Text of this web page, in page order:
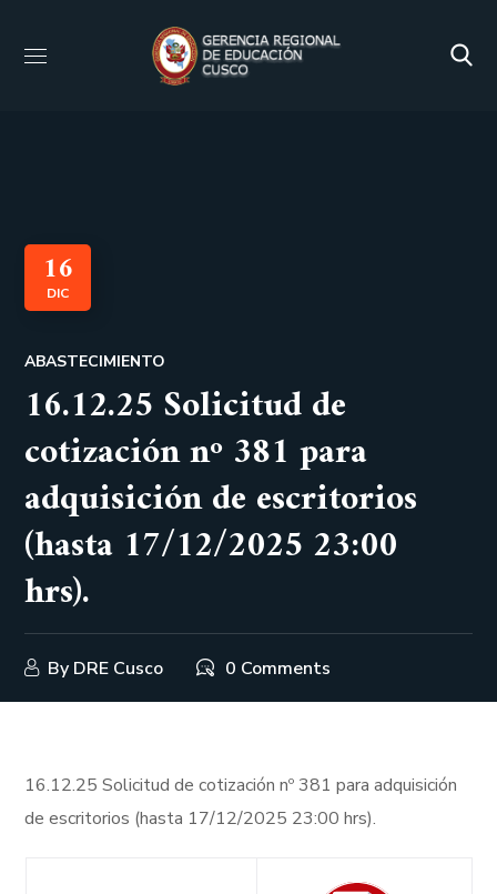
16
DIC
ABASTECIMIENTO
16.12.25 Solicitud de
cotización nº 381 para
adquisición de escritorios
(hasta 17/12/2025 23:00
hrs).
By DRE Cusco 0 Comments
16.12.25 Solicitud de cotización nº 381 para adquisición
de escritorios (hasta 17/12/2025 23:00 hrs).